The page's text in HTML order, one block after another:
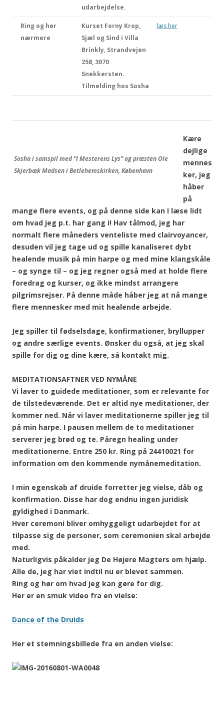
udarbejdelse.
Ring og hør
nærmere
Kurset Forny Krop,
Sjæl og Sind i Villa
Brinkly, Strandvejen
258, 3070
Snekkersten.
Tilmelding hos Sosha
læs her
Sosha i samspil med “I Mesterens Lys” og præsten Ole
Skjerbæk Madsen i Betlehemskirken, København
Kære
dejlige
mennes
ker, jeg
håber
på
mange flere events, og på denne side kan I læse lidt
om hvad jeg p.t. har gang i! Hav tålmod, jeg har
normalt flere måneders venteliste med clairvoyancer,
desuden vil jeg tage ud og spille kanaliseret dybt
healende musik på min harpe og med mine klangskåle
– og synge til – og jeg regner også med at holde flere
foredrag og kurser, og ikke mindst arrangere
pilgrimsrejser. På denne måde håber jeg at nå mange
flere mennesker med mit healende arbejde.
Jeg spiller til fødselsdage, konfirmationer, bryllupper
og andre særlige events. Ønsker du også, at jeg skal
spille for dig og dine kære, så kontakt mig.
MEDITATIONSAFTNER VED NYMÅNE
Vi laver to guidede meditationer, som er relevante for
de tilstedeværende. Det er altid nye meditationer, der
kommer ned. Når vi laver meditationerne spiller jeg til
på min harpe. I pausen mellem de to meditationer
serverer jeg brød og te. Påregn healing under
meditationerne. Entre 250 kr. Ring på 24410021 for
information om den kommende nymånemeditation.
I min egenskab af druide forretter jeg vielse, dåb og
konfirmation. Disse har dog endnu ingen juridisk
gyldighed i Danmark.
Hver ceremoni bliver omhyggeligt udarbejdet for at
tilpasse sig de personer, som ceremonien skal arbejde
med.
Naturligvis påkalder jeg De Højere Magters om hjælp.
Alle de, jeg har viet indtil nu er blevet sammen.
Ring og hør om hvad jeg kan gøre for dig.
Her er en smuk video fra en vielse:
Dance of the Druids
Her et stemningsbillede fra en anden vielse: